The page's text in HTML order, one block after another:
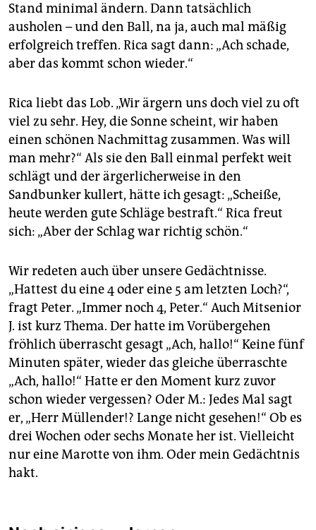
Stand minimal ändern. Dann tatsächlich
ausholen – und den Ball, na ja, auch mal mäßig
erfolgreich treffen. Rica sagt dann: „Ach schade,
aber das kommt schon wieder.“
Rica liebt das Lob. „Wir ärgern uns doch viel zu oft
viel zu sehr. Hey, die Sonne scheint, wir haben
einen schönen Nachmittag zusammen. Was will
man mehr?“ Als sie den Ball einmal perfekt weit
schlägt und der ärgerlicherweise in den
Sandbunker kullert, hätte ich gesagt: „Scheiße,
heute werden gute Schläge bestraft.“ Rica freut
sich: „Aber der Schlag war richtig schön.“
Wir redeten auch über unsere Gedächtnisse.
„Hattest du eine 4 oder eine 5 am letzten Loch?“,
fragt Peter. „Immer noch 4, Peter.“ Auch Mitsenior
J. ist kurz Thema. Der hatte im Vorübergehen
fröhlich überrascht gesagt „Ach, hallo!“ Keine fünf
Minuten später, wieder das gleiche überraschte
„Ach, hallo!“ Hatte er den Moment kurz zuvor
schon wieder vergessen? Oder M.: Jedes Mal sagt
er, „Herr Müllender!? Lange nicht gesehen!“ Ob es
drei Wochen oder sechs Monate her ist. Vielleicht
nur eine Marotte von ihm. Oder mein Gedächtnis
hakt.